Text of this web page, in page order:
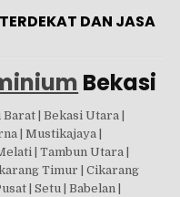
DAN JASA
Bekasi
| Bekasi Utara |
| Mustikajaya |
| Tambun Utara |
Timur | Cikarang
| Setu | Babelan |